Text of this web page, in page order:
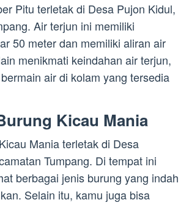
Pitu terletak di Desa Pujon Kidul,
Air terjun ini memiliki
50 meter dan memiliki aliran air
menikmati keindahan air terjun,
air di kolam yang tersedia
Kicau Mania
Mania terletak di Desa
Tumpang. Di tempat ini
berbagai jenis burung yang indah
Selain itu, kamu juga bisa